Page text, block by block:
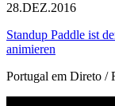
28.DEZ.2016
Standup Paddle ist
animieren
Portugal em Direto /